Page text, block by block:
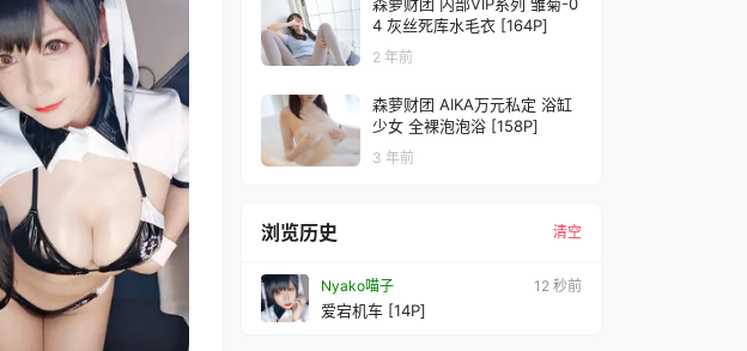
4 灰丝死库水毛衣 [164P]
2 年前
森萝财团 AIKA万元私定 浴缸
少女 全裸泡泡浴 [158P]
3 年前
浏览历史 清空
Nyako喵子 13 秒前
爱宕机车 [14P]